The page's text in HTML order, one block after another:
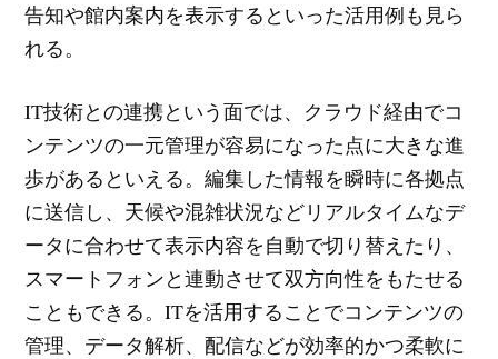
告知や館内案内を表示するといった活用例も見ら
れる。
IT技術との連携という面では、クラウド経由でコ
ンテンツの一元管理が容易になった点に大きな進
歩があるといえる。編集した情報を瞬時に各拠点
に送信し、天候や混雑状況などリアルタイムなデ
ータに合わせて表示内容を自動で切り替えたり、
スマートフォンと連動させて双方向性をもたせる
こともできる。ITを活用することでコンテンツの
管理、データ解析、配信などが効率的かつ柔軟に